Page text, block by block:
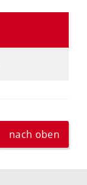
nach oben